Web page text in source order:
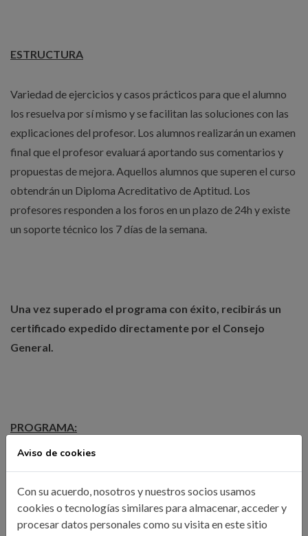
ESTRUCTURA
Variedad de ejercicios y casos prácticos para que el alumno
los resuelva por sí mismo y se facilitan las soluciones con las
explicaciones del profesor. Los alumnos realizarán un examen
final que el profesor evaluará aportando sus comentarios y
propuestas de mejora. Aquellos alumnos que superen el curso
obtendrán un Diploma Acreditativo de Aptitud. Los
profesores responden a los foros en un plazo de 24h y existe
un soporte técnico los 7 días de la semana.
Una vez superado el programa con éxito, recibirás un
certificado expedido directamente por el Consejo
General.
PROGRAMA:
TEMA 2: Conceptos básicos del I+D+i
Aviso de cookies
Con su acuerdo, nosotros y nuestros socios usamos
cookies o tecnologías similares para almacenar, acceder y
procesar datos personales como su visita en este sitio